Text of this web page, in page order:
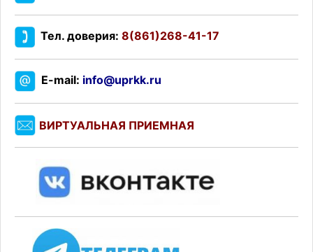
Тел. доверия: 8(861)268-41-17
E-mail: info@uprkk.ru
ВИРТУАЛЬНАЯ ПРИЕМНАЯ